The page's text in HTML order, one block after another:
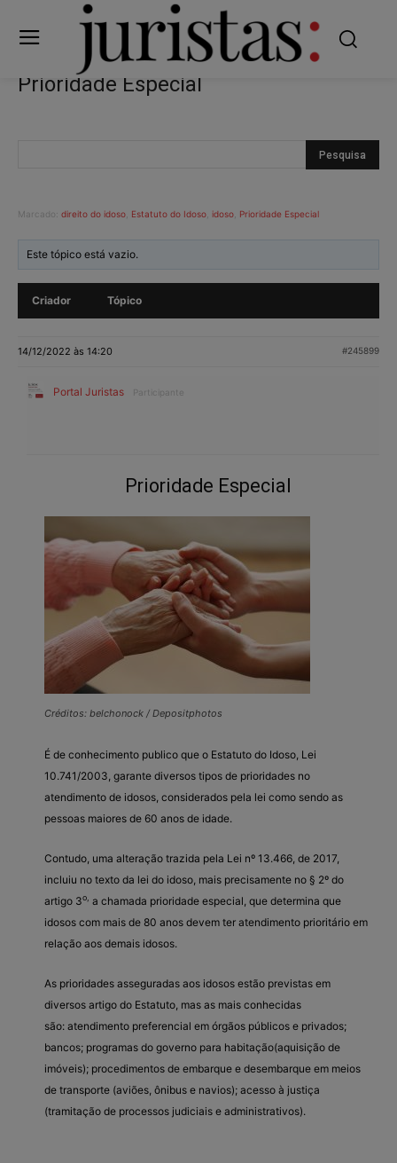
Prioridade Especial
Marcado: direito do idoso Estatuto do Idoso idoso Prioridade Especial
Este tópico está vazio.
Criador Tópico
14/12/2022 às 14:20 #245899
Portal Juristas Participante
Prioridade Especial
Créditos: belchonock / Depositphotos
É de conhecimento publico que o Estatuto do Idoso, Lei
10.741/2003, garante diversos tipos de prioridades no
atendimento de idosos, considerados pela lei como sendo as
pessoas maiores de 60 anos de idade.
Contudo, uma alteração trazida pela Lei nº 13.466, de 2017,
incluiu no texto da lei do idoso, mais precisamente no § 2º do
artigo 3o, a chamada prioridade especial, que determina que
idosos com mais de 80 anos devem ter atendimento prioritário em
relação aos demais idosos.
As prioridades asseguradas aos idosos estão previstas em
diversos artigo do Estatuto, mas as mais conhecidas
são: atendimento preferencial em órgãos públicos e privados;
bancos; programas do governo para habitação(aquisição de
imóveis); procedimentos de embarque e desembarque em meios
de transporte (aviões, ônibus e navios); acesso à justiça
(tramitação de processos judiciais e administrativos).